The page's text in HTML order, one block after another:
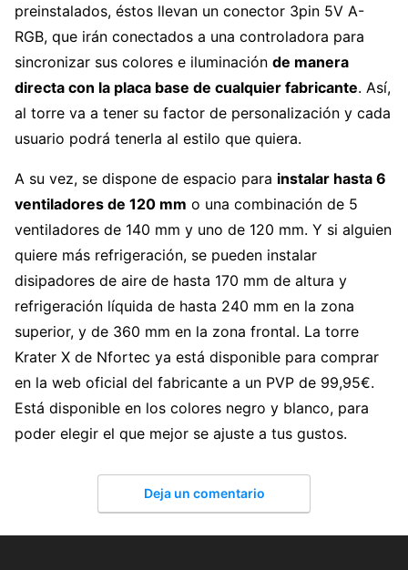
preinstalados, éstos llevan un conector 3pin 5V A-
RGB, que irán conectados a una controladora para
sincronizar sus colores e iluminación de manera
directa con la placa base de cualquier fabricante. Así,
al torre va a tener su factor de personalización y cada
usuario podrá tenerla al estilo que quiera.
A su vez, se dispone de espacio para instalar hasta 6
ventiladores de 120 mm o una combinación de 5
ventiladores de 140 mm y uno de 120 mm. Y si alguien
quiere más refrigeración, se pueden instalar
disipadores de aire de hasta 170 mm de altura y
refrigeración líquida de hasta 240 mm en la zona
superior, y de 360 mm en la zona frontal. La torre
Krater X de Nfortec ya está disponible para comprar
en la web oficial del fabricante a un PVP de 99,95€.
Está disponible en los colores negro y blanco, para
poder elegir el que mejor se ajuste a tus gustos.
Deja un comentario